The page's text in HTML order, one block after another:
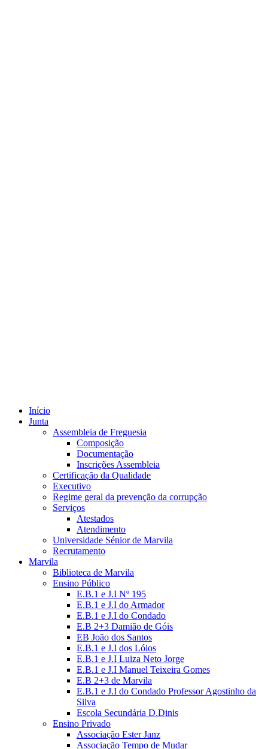
Início
Junta
Assembleia de Freguesia
Composição
Documentação
Inscrições Assembleia
Certificação da Qualidade
Executivo
Regime geral da prevenção da corrupção
Serviços
Atestados
Atendimento
Universidade Sénior de Marvila
Recrutamento
Marvila
Biblioteca de Marvila
Ensino Público
E.B.1 e J.I Nº 195
E.B.1 e J.I do Armador
E.B.1 e J.I do Condado
E.B 2+3 Damião de Góis
EB João dos Santos
E.B.1 e J.I dos Lóios
E.B.1 e J.I Luiza Neto Jorge
E.B.1 e J.I Manuel Teixeira Gomes
E.B 2+3 de Marvila
E.B.1 e J.I do Condado Professor Agostinho da
Silva
Escola Secundária D.Dinis
Ensino Privado
Associação Ester Janz
Associação Tempo de Mudar